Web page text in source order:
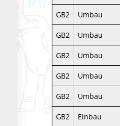
GB2 Umbau
GB2 Umbau
GB2 Umbau
GB2 Umbau
GB2 Umbau
GB2 Einbau